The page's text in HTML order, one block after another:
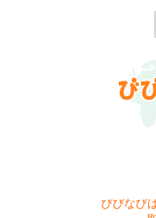
びびなび